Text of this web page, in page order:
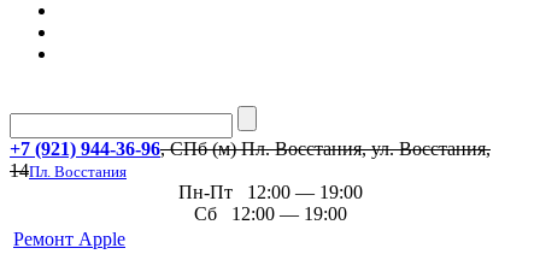
+7 (921) 944-36-96, СПб (м) Пл. Восстания, ул. Восстания,
14Пл. Восстания
Пн-Пт 12:00 — 19:00
Сб 12:00 — 19:00
Ремонт Apple